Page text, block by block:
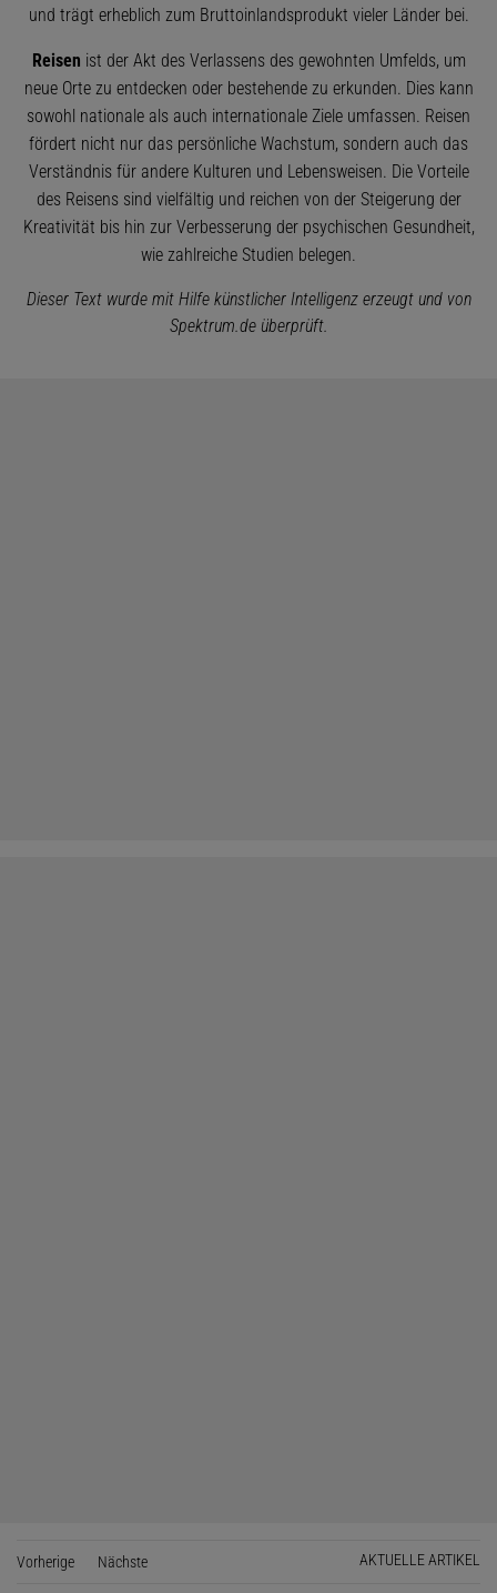
und trägt erheblich zum Bruttoinlandsprodukt vieler Länder bei.
Reisen ist der Akt des Verlassens des gewohnten Umfelds, um
neue Orte zu entdecken oder bestehende zu erkunden. Dies kann
sowohl nationale als auch internationale Ziele umfassen. Reisen
fördert nicht nur das persönliche Wachstum, sondern auch das
Verständnis für andere Kulturen und Lebensweisen. Die Vorteile
des Reisens sind vielfältig und reichen von der Steigerung der
Kreativität bis hin zur Verbesserung der psychischen Gesundheit,
wie zahlreiche Studien belegen.
Dieser Text wurde mit Hilfe künstlicher Intelligenz erzeugt und von
Spektrum.de überprüft.
Vorherige SeiteNächste AKTUELLE ARTIKEL